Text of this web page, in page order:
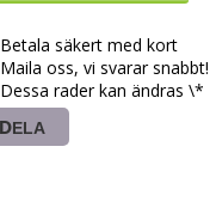
Betala säkert med kort
Maila oss, vi svarar snabbt!
Dessa rader kan ändras \*
DELA